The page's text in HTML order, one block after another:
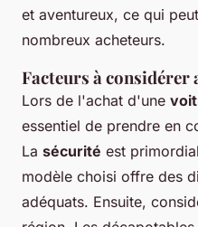
et aventureux, ce qui
nombreux acheteurs.
Facteurs à considérer
Lors de l'achat d'une
essentiel de prendre en
La sécurité est
modèle choisi offre des
adéquats. Ensuite,